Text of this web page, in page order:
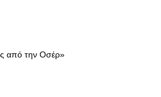
από την Οσέρ»